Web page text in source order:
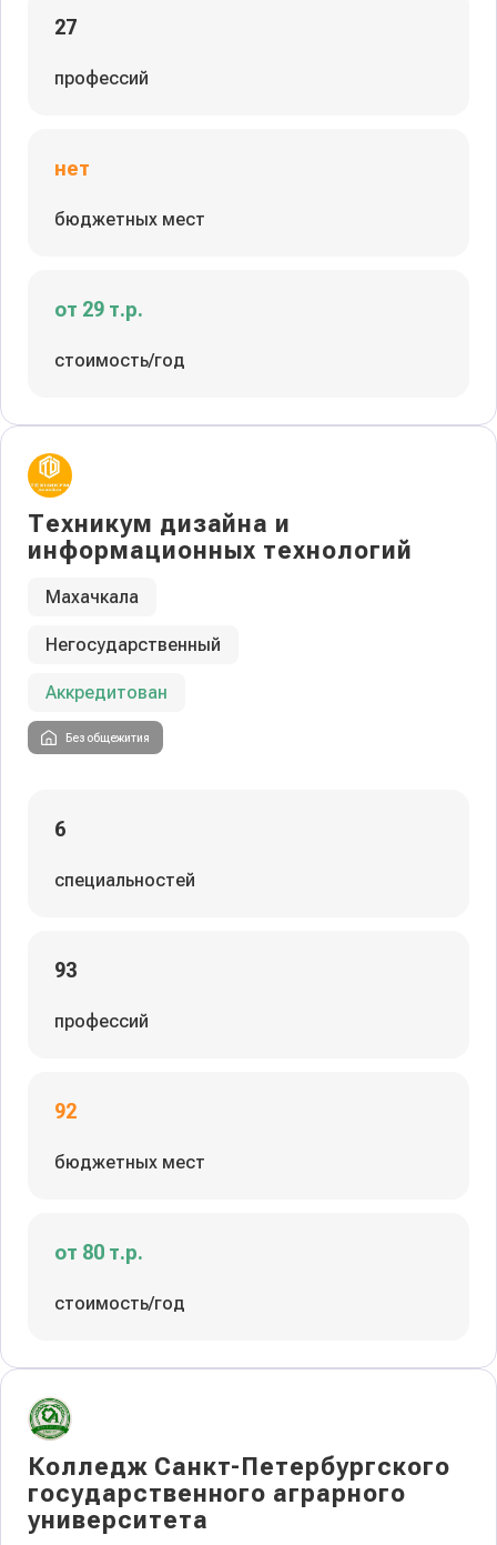
27
профессий
нет
бюджетных мест
от 29 т.р.
стоимость/год
Техникум дизайна и
информационных технологий
Махачкала
Негосударственный
Аккредитован
Без общежития
6
специальностей
93
профессий
92
бюджетных мест
от 80 т.р.
стоимость/год
Колледж Санкт-Петербургского
государственного аграрного
университета